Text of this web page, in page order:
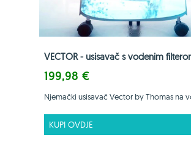
VECTOR - usisavač s vodenim
199,98 €
Njemački usisavač Vector by Thomas na
KUPI OVDJE